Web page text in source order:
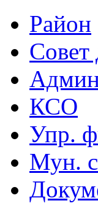
Район
Совет
КСО
Упр.
Мун.